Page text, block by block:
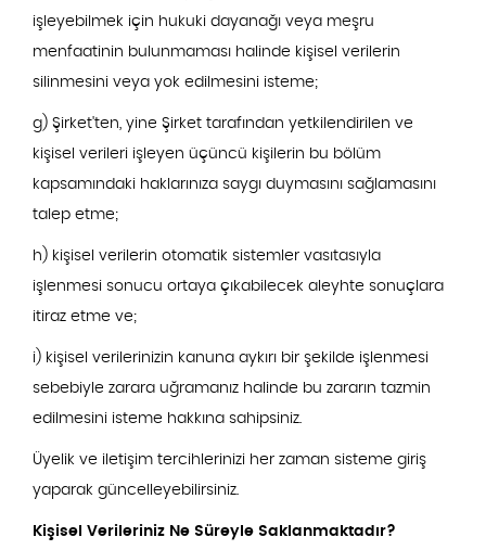
işleyebilmek için hukuki dayanağı veya meşru
menfaatinin bulunmaması halinde kişisel verilerin
silinmesini veya yok edilmesini isteme;
g) Şirket'ten, yine Şirket tarafından yetkilendirilen ve
kişisel verileri işleyen üçüncü kişilerin bu bölüm
kapsamındaki haklarınıza saygı duymasını sağlamasını
talep etme;
h) kişisel verilerin otomatik sistemler vasıtasıyla
işlenmesi sonucu ortaya çıkabilecek aleyhte sonuçlara
itiraz etme ve;
i) kişisel verilerinizin kanuna aykırı bir şekilde işlenmesi
sebebiyle zarara uğramanız halinde bu zararın tazmin
edilmesini isteme hakkına sahipsiniz.
Üyelik ve iletişim tercihlerinizi her zaman sisteme giriş
yaparak güncelleyebilirsiniz.
Kişisel Verileriniz Ne Süreyle Saklanmaktadır?